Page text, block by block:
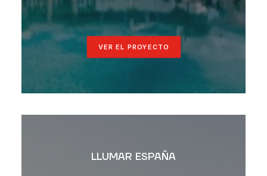
VER EL PROYECTO
LLUMAR ESPAÑA